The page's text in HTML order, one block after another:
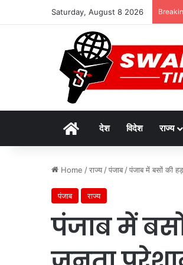
Saturday, August 8 2026
Homeदेश विदेश राज्य
Home /राज्य /पंजाब /पंजाब में बसों की
पंजाब राज्य
पंजाब में